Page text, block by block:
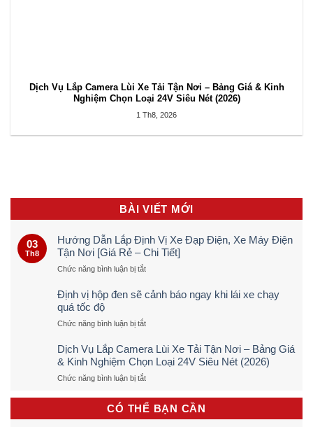
Dịch Vụ Lắp Camera Lùi Xe Tải Tận Nơi – Bảng Giá & Kinh
Nghiệm Chọn Loại 24V Siêu Nét (2026)
1 Th8, 2026
BÀI VIẾT MỚI
03
Th8
Hướng Dẫn Lắp Định Vị Xe Đạp Điện, Xe Máy Điện
Tận Nơi [Giá Rẻ – Chi Tiết]
Chức năng bình luận bị tắtở
Dẫn
Vị
Đạp
Điện,
Máy
Tận
Nơi
Định vị hộp đen sẽ cảnh báo ngay khi lái xe chạy
quá tốc độ
Chức năng bình luận bị tắtở
hộp
đen
sẽ
báo
ngay
Dịch Vụ Lắp Camera Lùi Xe Tải Tận Nơi – Bảng Giá
& Kinh Nghiệm Chọn Loại 24V Siêu Nét (2026)
Chức năng bình luận bị tắtở
Vụ
Lắp
Camera
CÓ THỂ BẠN CẦN